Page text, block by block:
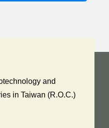
and
in Taiwan (R.O.C.)